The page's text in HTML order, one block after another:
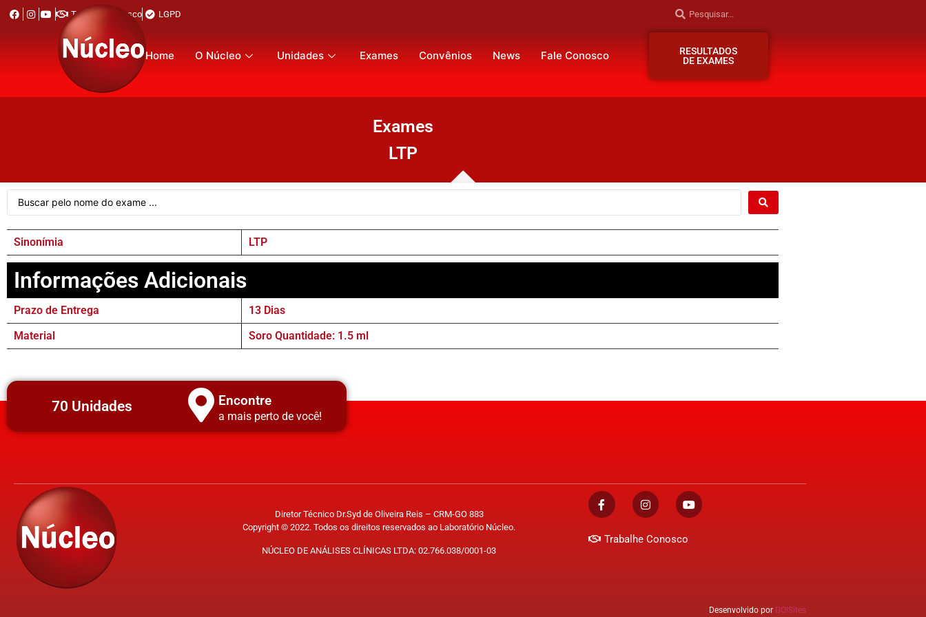
Trabalhe Conosco LGPD
Home O Núcleo Unidades Exames Convênios News Fale Conosco
RESULTADOS
DE EXAMES
Exames
LTP
Sinonímia LTP
Informações Adicionais
Prazo de Entrega
13 Dias
Material
Soro Quantidade: 1.5 ml
70 Unidades Encontre
a mais perto de você!
Diretor Técnico Dr.Syd de Oliveira Reis – CRM-GO 883
Copyright © 2022. Todos os direitos reservados ao Laboratório Núcleo.
NÚCLEO DE ANÁLISES CLÍNICAS LTDA: 02.766.038/0001-03
Trabalhe Conosco
Desenvolvido por GO!Sites